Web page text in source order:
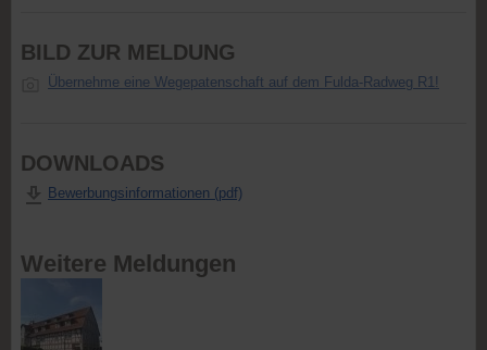
BILD ZUR MELDUNG
Übernehme eine Wegepatenschaft auf dem Fulda-Radweg R1!
DOWNLOADS
Bewerbungsinformationen (pdf)
Weitere Meldungen